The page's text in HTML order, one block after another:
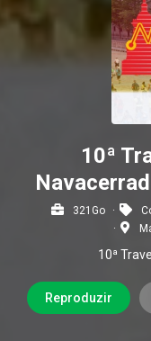
10ª
321Go
10ª
Reproduzir